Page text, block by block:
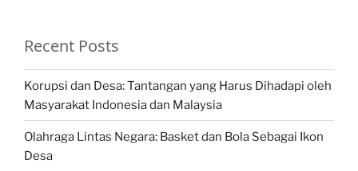
Recent Posts
Korupsi dan Desa: Tantangan yang Harus Dihadapi oleh
Masyarakat Indonesia dan Malaysia
Olahraga Lintas Negara: Basket dan Bola Sebagai Ikon
Desa